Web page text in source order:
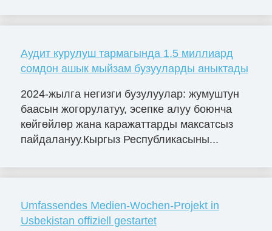
Аудит курулуш тармагында 1,5 миллиард
сомдон ашык мыйзам бузууларды аныктады
2024-жылга негизги бузулуулар: жумуштун
баасын жогорулатуу, эсепке алуу боюнча
көйгөйлөр жана каражаттарды максатсыз
пайдалануу.Кыргыз Республикасыны...
Umfassendes Medien-Wochen-Projekt in
Usbekistan offiziell gestartet